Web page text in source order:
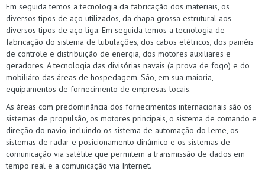
Em seguida temos a tecnologia da fabricação dos materiais, os
diversos tipos de aço utilizados, da chapa grossa estrutural aos
diversos tipos de aço liga. Em seguida temos a tecnologia de
fabricação do sistema de tubulações, dos cabos elétricos, dos painéis
de controle e distribuição de energia, dos motores auxiliares e
geradores. A tecnologia das divisórias navais (a prova de fogo) e do
mobiliáro das áreas de hospedagem. São, em sua maioria,
equipamentos de fornecimento de empresas locais.
As áreas com predominância dos fornecimentos internacionais são os
sistemas de propulsão, os motores principais, o sistema de comando e
direção do navio, incluindo os sistema de automação do leme, os
sistemas de radar e posicionamento dinâmico e os sistemas de
comunicação via satélite que permitem a transmissão de dados em
tempo real e a comunicação via Internet.